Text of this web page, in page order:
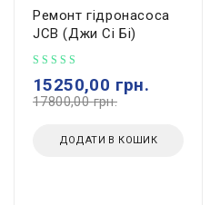
Ремонт гідронасоса
JCB (Джи Сі Бі)
17800,00грн.
15250,00 грн.
ДОДАТИ В КОШИК